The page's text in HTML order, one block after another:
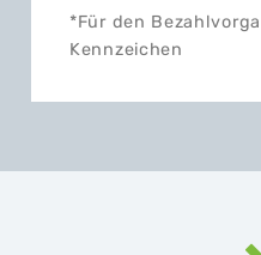
*Für den
Kennzeichen